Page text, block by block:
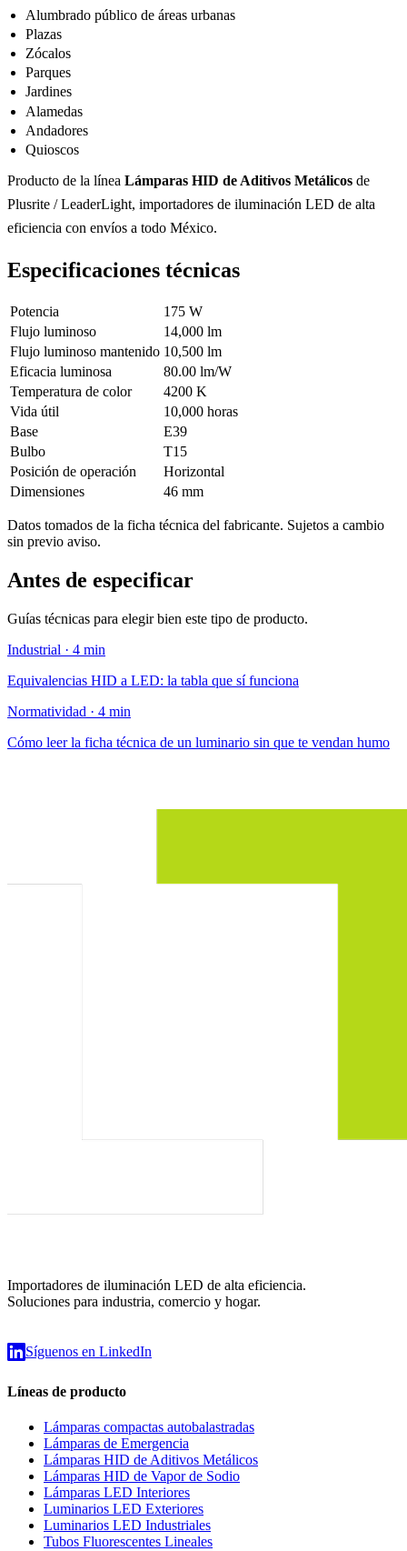
Alumbrado público de áreas urbanas
Plazas
Zócalos
Parques
Jardines
Alamedas
Andadores
Quioscos
Producto de la línea Lámparas HID de Aditivos Metálicos de
Plusrite / LeaderLight, importadores de iluminación LED de alta
eficiencia con envíos a todo México.
Especificaciones técnicas
Potencia
175 W
Flujo luminoso
14,000 lm
Flujo luminoso mantenido 10,500 lm
Eficacia luminosa
80.00 lm/W
Temperatura de color
4200 K
Vida útil
10,000 horas
Base
E39
Bulbo
T15
Posición de operación
Horizontal
Dimensiones
46 mm
Datos tomados de la ficha técnica del fabricante. Sujetos a cambio
sin previo aviso.
Antes de especificar
Guías técnicas para elegir bien este tipo de producto.
Industrial · 4 min
Equivalencias HID a LED: la tabla que sí funciona
Normatividad · 4 min
Cómo leer la ficha técnica de un luminario sin que te vendan humo
Importadores de iluminación LED de alta eficiencia.
Soluciones para industria, comercio y hogar.
Síguenos en LinkedIn
Líneas de producto
Lámparas compactas autobalastradas
Lámparas de Emergencia
Lámparas HID de Aditivos Metálicos
Lámparas HID de Vapor de Sodio
Lámparas LED Interiores
Luminarios LED Exteriores
Luminarios LED Industriales
Tubos Fluorescentes Lineales